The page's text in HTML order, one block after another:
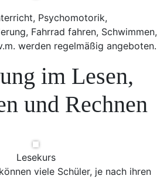
Psychomotorik,
Fahrrad fahren, Schwimmen,
werden regelmäßig angeboten.
im Lesen,
und Rechnen
Lesekurs
viele Schüler, je nach ihren